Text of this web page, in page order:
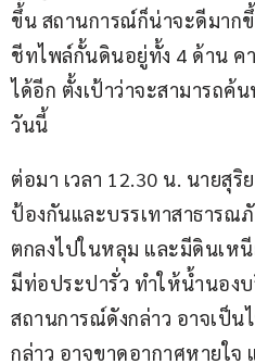
ขึ้น สถานการณ์ก็น่าจะดีมาก
ชีทไพล์กั้นดินอยู่ทั้ง 4 ด้าน ค
ได้อีก ตั้งเป้าว่าจะสามารถ
วันนี้
ต่อมา เวลา 12.30 น. นายสุ
ป้องกันและบรรเทาสาธารณ
ตกลงไปในหลุม และมีดินเห
มีท่อประปารั่ว ทำให้น้ำนอง
สถานการณ์ดังกล่าว อาจเป็น
กล่าว อาจขาดอากาศหายใจ